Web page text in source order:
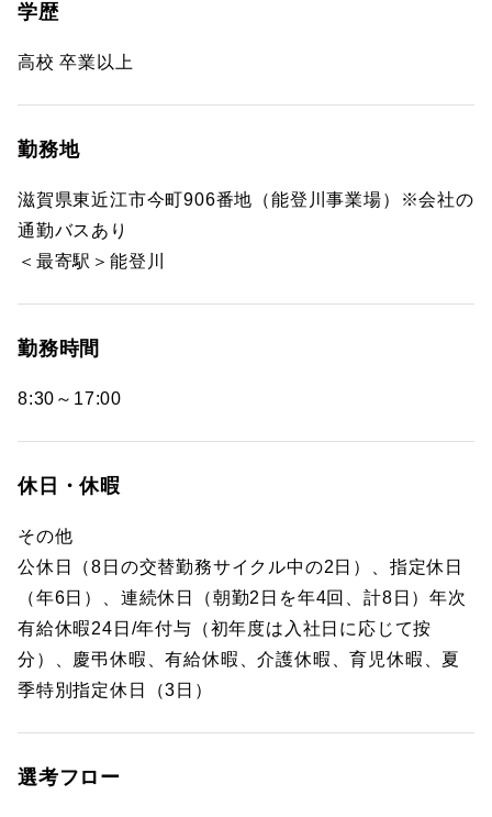
学歴
高校 卒業以上
勤務地
滋賀県東近江市今町906番地（能登川事業場）※会社の
通勤バスあり
＜最寄駅＞能登川
勤務時間
8:30～17:00
休日・休暇
その他
公休日（8日の交替勤務サイクル中の2日）、指定休日
（年6日）、連続休日（朝勤2日を年4回、計8日）年次
有給休暇24日/年付与（初年度は入社日に応じて按
分）、慶弔休暇、有給休暇、介護休暇、育児休暇、夏
季特別指定休日（3日）
選考フロー